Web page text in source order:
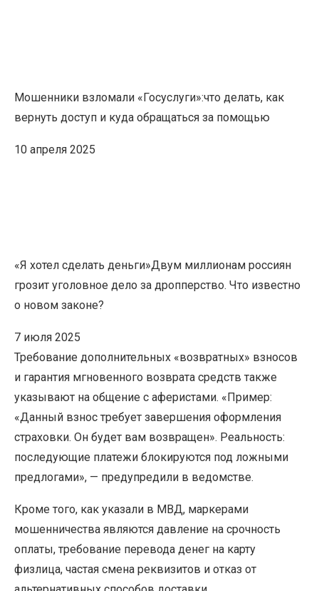
Мошенники взломали «Госуслуги»:что делать, как
вернуть доступ и куда обращаться за помощью
10 апреля 2025
«Я хотел сделать деньги»Двум миллионам россиян
грозит уголовное дело за дропперство. Что известно
о новом законе?
7 июля 2025
Требование дополнительных «возвратных» взносов
и гарантия мгновенного возврата средств также
указывают на общение с аферистами. «Пример:
«Данный взнос требует завершения оформления
страховки. Он будет вам возвращен». Реальность:
последующие платежи блокируются под ложными
предлогами», — предупредили в ведомстве.
Кроме того, как указали в МВД, маркерами
мошенничества являются давление на срочность
оплаты, требование перевода денег на карту
физлица, частая смена реквизитов и отказ от